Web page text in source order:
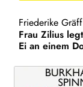
AKTUELLES
WEITERE
Friederike Gräff
Frau Zilius
Ei an einem